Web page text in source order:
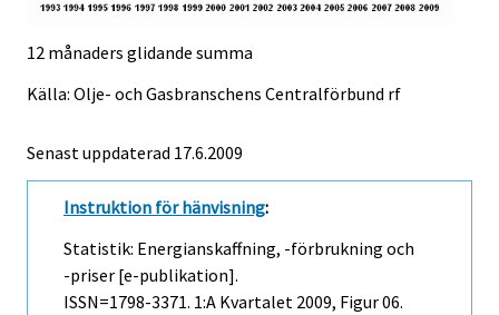
12 månaders glidande summa
Källa: Olje- och Gasbranschens Centralförbund rf
Senast uppdaterad 17.6.2009
Instruktion för hänvisning:
Statistik: Energianskaffning, -förbrukning och
-priser [e-publikation].
ISSN=1798-3371. 1:a Kvartalet 2009, Figur 06.